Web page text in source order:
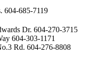
604-685-7119
Dr. 604-270-3715
604-303-1171
Rd. 604-276-8808